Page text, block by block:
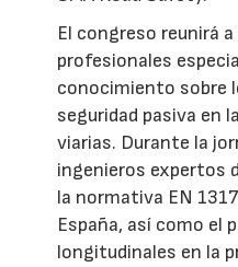
El congreso reunirá
profesionales
conocimiento sobre
seguridad pasiva en
viarias. Durante la
ingenieros expertos
la normativa EN
España, así como el
longitudinales en la